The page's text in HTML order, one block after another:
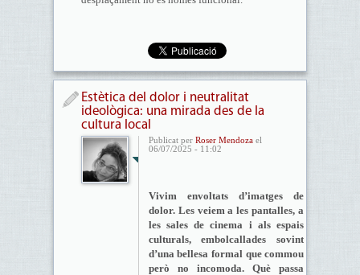
Estètica del dolor i neutralitat
ideològica: una mirada des de la
cultura local
Publicat per Roser Mendozael
06/07/2025 - 11:02
Vivim envoltats d’imatges de
dolor. Les veiem a les pantalles, a
les sales de cinema i als espais
culturals, embolcallades sovint
d’una bellesa formal que commou
però no incomoda. Què passa